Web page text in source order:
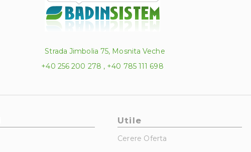
Strada Jimbolia 75, Mosnita Veche
+40 256 200 278 , +40 785 111 698
Utile
Cerere Oferta